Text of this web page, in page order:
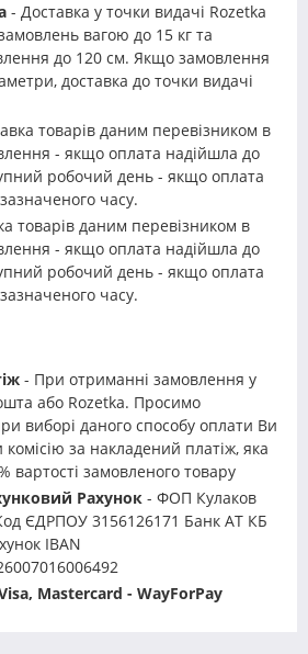
- Доставка у точки видачі Rozetka
вагою до 15 кг та
до 120 см. Якщо замовлення
доставка до точки видачі
товарів даним перевізником в
- якщо оплата надійшла до
робочий день - якщо оплата
часу.
товарів даним перевізником в
- якщо оплата надійшла до
робочий день - якщо оплата
часу.
- При отриманні замовлення у
або Rozetka. Просимо
виборі даного способу оплати Ви
за накладений платіж, яка
вартості замовленого товару
Рахунок - ФОП Кулаков
ЄДРПОУ 3156126171 Банк АТ КБ
IBAN
Mastercard - WayForPay